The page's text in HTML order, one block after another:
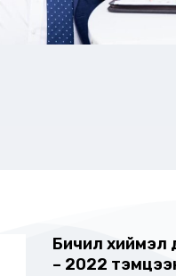
Бичил хиймэл
– 2022